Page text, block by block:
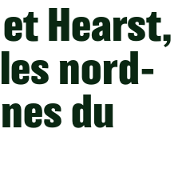
Hearst,
nord-
du